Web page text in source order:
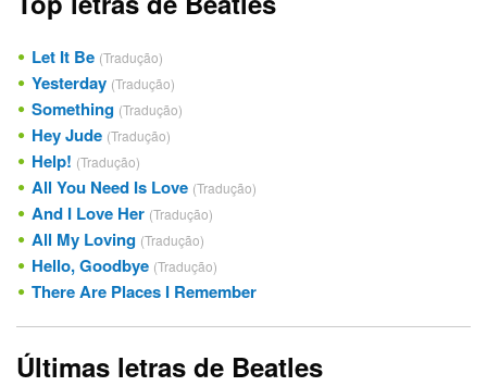
Let It Be (Tradução)
Yesterday (Tradução)
Something (Tradução)
Hey Jude (Tradução)
Help! (Tradução)
All You Need Is Love (Tradução)
And I Love Her (Tradução)
All My Loving (Tradução)
Hello, Goodbye (Tradução)
There Are Places I Remember
Últimas letras de Beatles